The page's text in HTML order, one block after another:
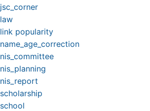
jsc_corner
law
link popularity
name_age_correction
nis_committee
nis_planning
nis_report
scholarship
school